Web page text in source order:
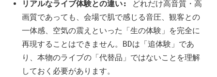
リアルなライブ体験との違い:
どれだけ高音質・高
画質であっても、会場で肌で感じる音圧、観客との
一体感、空気の震えといった「生の体験」を完全に
再現することはできません。BDは「追体験」であ
り、本物のライブの「代替品」ではないことを理解
しておく必要があります。